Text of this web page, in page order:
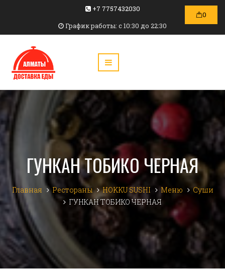
+7 7757432030
График работы: c 10:30 до 22:30
0
ГУНКАН ТОБИКО ЧЕРНАЯ
Главная Рестораны HOKKU SUSHI Меню
Суши
ГУНКАН ТОБИКО ЧЕРНАЯ